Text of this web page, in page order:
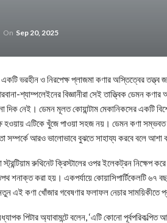
On Sep 20, 2025
একটি ভরহীন ও নিরপেক্ষ প্লাজমা কণার অস্তিত্বের তত্ত্ব
শ্যাম্পলেইনের বিজ্ঞানীরা সেই তাত্ত্বিক ডেমন
দিক নেই। ডেমন মূলত কোয়ান্টাম মেকানিকসের একটি
হওয়ায় এটিকে খুঁজে পাওয়া সহজ নয়। ডেমন কণা সম্ভবত
সম্পর্কে আরও ভালোভাবে বুঝতে সাহায্য করবে বলে আশা
রুথিনেট ক্রিস্টালের ওপর ইলেকট্রন নিক্ষেপ
শনাক্ত করা হয়। একপর্যায়ে কোয়াসিপার্টিকেলটি ৬৭
এই কণা খোঁজার গবেষণার ফলাফল নেচার সাময়িকীতে
অধ্যাপক পিটার অ্যাবামন্টে বলেন, ‘এটি কোনো